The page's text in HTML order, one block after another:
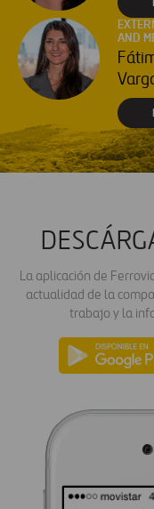
AND
La aplicación de
actualidad de la
trabajo y la